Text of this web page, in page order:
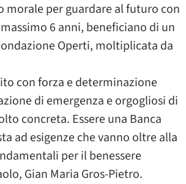
morale per guardare al futuro con
6 anni, beneficiano di un
Operti, moltiplicata da
con forza e determinazione
di emergenza e orgogliosi di
concreta. Essere una Banca
ad esigenze che vanno oltre alla
per il benessere
Gian Maria Gros-Pietro.